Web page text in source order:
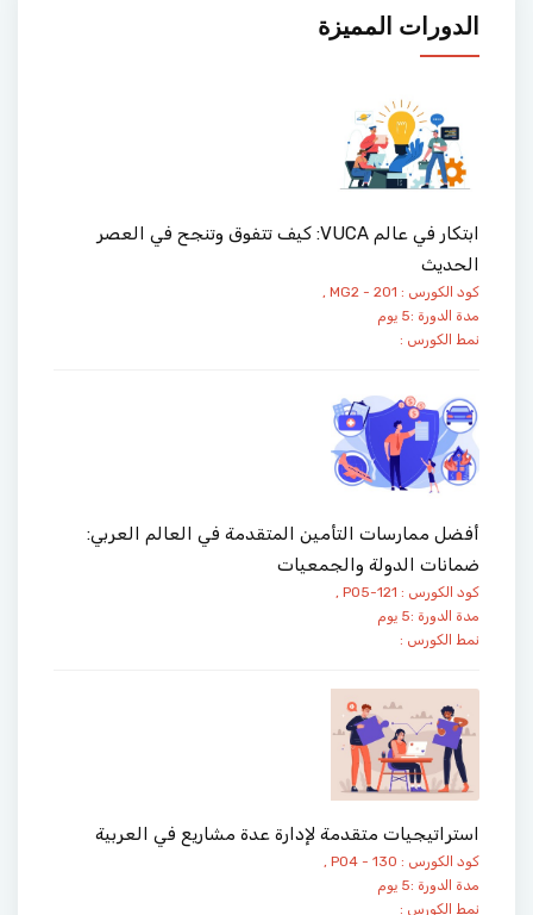
الدورات المميزة
ابتكار في عالم VUCA: كيف تتفوق وتنجح في العصر
الحديث
كود الكورس : MG2 - 201 ,
مدة الدورة :5 يوم
نمط الكورس :
أفضل ممارسات التأمين المتقدمة في العالم العربي:
ضمانات الدولة والجمعيات
كود الكورس : PO5-121 ,
مدة الدورة :5 يوم
نمط الكورس :
استراتيجيات متقدمة لإدارة عدة مشاريع في العربية
كود الكورس : PO4 - 130 ,
مدة الدورة :5 يوم
نمط الكورس :